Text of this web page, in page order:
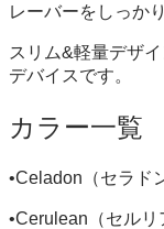
レーバーをしっか
スリム&軽量デザ
デバイスです。
カラー一覧
•Celadon（セラド
•Cerulean（セルリ